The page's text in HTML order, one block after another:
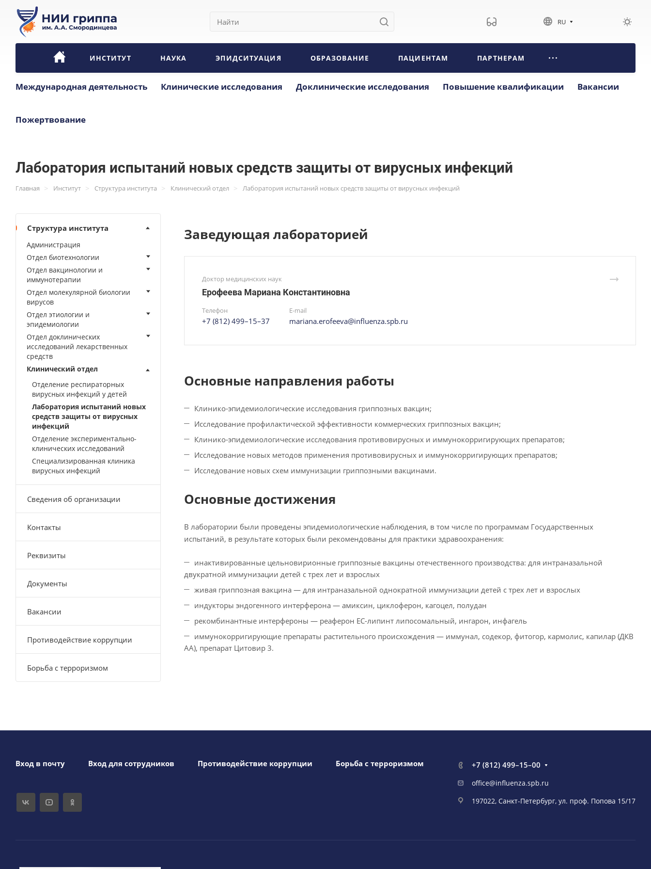
RU
ИНСТИТУТ НАУКА ЭПИДСИТУАЦИЯ ОБРАЗОВАНИЕ ПАЦИЕНТАМ ПАРТНЕРАМ
Международная деятельность Клинические исследования Доклинические исследования Повышение квалификации Вакансии
Пожертвование
Лаборатория испытаний новых средств защиты от вирусных инфекций
Главная > Институт > Структура института > Клинический отдел > Лаборатория испытаний новых средств защиты от вирусных инфекций
Заведующая лабораторией
Доктор медицинских наук
Ерофеева Мариана Константиновна
Телефон
+7 (812) 499–15–37
E-mail
mariana.erofeeva@influenza.spb.ru
Основные направления работы
Клинико-эпидемиологические исследования гриппозных вакцин;
Исследование профилактической эффективности коммерческих гриппозных вакцин;
Клинико-эпидемиологические исследования противовирусных и иммунокорригирующих препаратов;
Исследование новых методов применения противовирусных и иммунокорригирующих препаратов;
Исследование новых схем иммунизации гриппозными вакцинами.
Основные достижения
В лаборатории были проведены эпидемиологические наблюдения, в том числе по программам Государственных
испытаний, в результате которых были рекомендованы для практики здравоохранения:
инактивированные цельновирионные гриппозные вакцины отечественного производства: для интраназальной
двукратной иммунизации детей с трех лет и взрослых
живая гриппозная вакцина — для интраназальной однократной иммунизации детей с трех лет и взрослых
индукторы эндогенного интерферона — амиксин, циклоферон, кагоцел, полудан
рекомбинантные интерфероны — реаферон ЕС-липинт липосомальный, ингарон, инфагель
иммунокорригирующие препараты растительного происхождения — иммунал, содекор, фитогор, кармолис, капилар (ДКВ
АА), препарат Цитовир 3.
Структура института
Администрация
Отдел биотехнологии
Отдел вакцинологии и
иммунотерапии
Отдел молекулярной биологии
вирусов
Отдел этиологии и
эпидемиологии
Отдел доклинических
исследований лекарственных
средств
Клинический отдел
Отделение респираторных
вирусных инфекций у детей
Лаборатория испытаний новых
средств защиты от вирусных
инфекций
Отделение экспериментально-
клинических исследований
Специализированная клиника
вирусных инфекций
Сведения об организации
Контакты
Реквизиты
Документы
Вакансии
Противодействие коррупции
Борьба с терроризмом
Вход в почту Вход для сотрудников Противодействие коррупции Борьба с терроризмом +7 (812) 499–15–00
office@influenza.spb.ru
197022, Санкт-Петербург, ул. проф. Попова 15/17